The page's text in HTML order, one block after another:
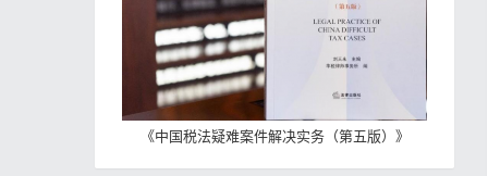
《中国税法疑难案件解决实务（第五版） 》